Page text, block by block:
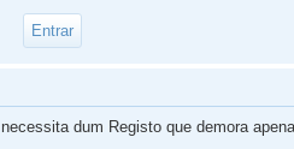
necessita dum Registo que demora